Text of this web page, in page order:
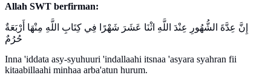
Allah SWT berfirman:
إِنَّ عِدَّةَ الشُّهُورِ عِنْدَ اللَّهِ اثْنَا عَشَرَ شَهْرًا فِي كِتَابِ اللَّهِ مِنْهَا أَرْبَعَةٌ
حُرُمٌ
Inna 'iddata asy-syuhuuri 'indallaahi itsnaa 'asyara syahran fii
kitaabillaahi minhaa arba'atun hurum.